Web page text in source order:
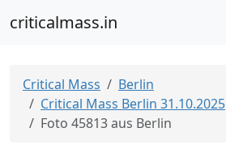
criticalmass.in
Critical Mass
Berlin
Critical Mass Berlin 31.10.2025
Foto 45813 aus Berlin